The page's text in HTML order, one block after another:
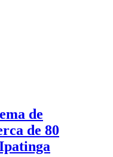
de
de 80